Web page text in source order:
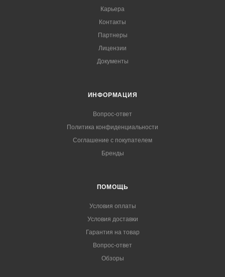
Карьера
Контакты
Партнеры
Лицензии
Документы
ИНФОРМАЦИЯ
Вопрос-ответ
Политика конфиденциальности
Соглашение с покупателем
Бренды
ПОМОЩЬ
Условия оплаты
Условия доставки
Гарантия на товар
Вопрос-ответ
Обзоры